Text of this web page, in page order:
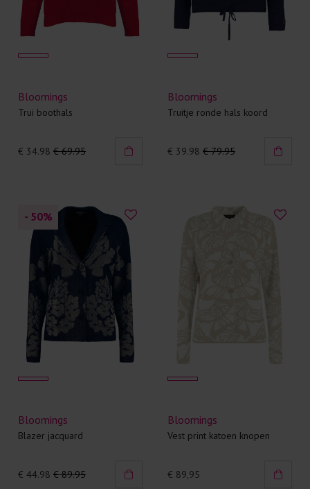
Bloomings
Trui boothals
€ 34.98 € 69.95
Bloomings
Truitje ronde hals koord
€ 39.98 € 79.95
- 50%
Bloomings
Blazer jacquard
€ 44.98 € 89.95
Bloomings
Vest print katoen knopen
€ 89,95